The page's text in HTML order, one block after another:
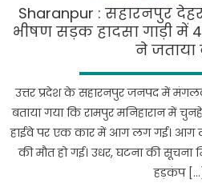
Sharanpur : सहारनपुर
भीषण सड़क हादसा गाड़ी में
ने
उत्तर प्रदेश के सहारनपुर जनपद में
बताया गया कि रामपुर मनिहारान में
हाईवे पर एक कार में आग लग गई। आग
की मौत हो गई। उधर, घटना की सूचना
हड़कंप […]